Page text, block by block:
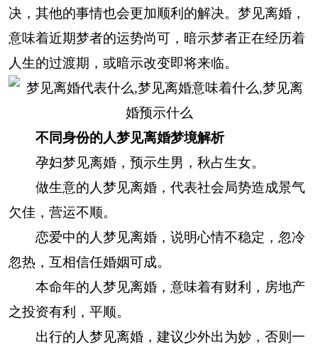
决，其他的事情也会更加顺利的解决。梦见离婚，
意味着近期梦者的运势尚可，暗示梦者正在经历着
人生的过渡期，或暗示改变即将来临。
不同身份的人梦见离婚梦境解析
孕妇梦见离婚，预示生男，秋占生女。
做生意的人梦见离婚，代表社会局势造成景气
欠佳，营运不顺。
恋爱中的人梦见离婚，说明心情不稳定，忽冷
忽热，互相信任婚姻可成。
本命年的人梦见离婚，意味着有财利，房地产
之投资有利，平顺。
出行的人梦见离婚，建议少外出为妙，否则一